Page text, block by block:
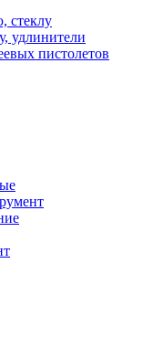
стеклу
удлинители
пистолетов